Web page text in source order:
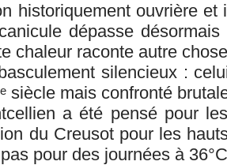
historiquement ouvrière
dépasse
chaleur raconte autre
silencieux :
siècle mais confronté
a été pensé pour
du Creusot pour les
pour des journées à